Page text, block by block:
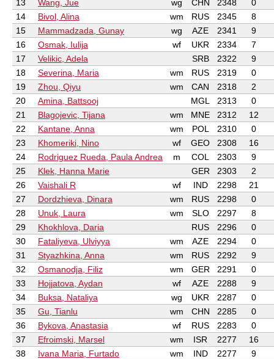
13
Wang, Jue wg CHN 2348
0
14
Bivol, Alina wm RUS 2345
8
15
Mammadzada, Gunay wg AZE 2341
9
16
Osmak, Iulija wf UKR 2334
7
17
Velikic, Adela SRB 2322
9
18
Severina, Maria wm RUS 2319
0
19
Zhou, Qiyu wm CAN 2318
2
20
Amina, Battsooj MGL 2313
0
21
Blagojevic, Tijana wm MNE 2312
12
22
Kantane, Anna wm POL 2310
0
23
Khomeriki, Nino wf GEO 2308
16
24
Rodriguez Rueda, Paula Andrea m COL 2303
9
25
Klek, Hanna Marie GER 2303
2
26
Vaishali R wf IND 2298
21
27
Dordzhieva, Dinara wm RUS 2298
0
28
Unuk, Laura wm SLO 2297
8
29
Khokhlova, Daria RUS 2296
0
30
Fataliyeva, Ulviyya wm AZE 2294
0
31
Styazhkina, Anna wm RUS 2292
9
32
Osmanodja, Filiz wm GER 2291
0
33
Hojjatova, Aydan wf AZE 2288
9
34
Buksa, Nataliya wg UKR 2287
0
35
Gu, Tianlu wm CHN 2285
0
36
Bykova, Anastasia wf RUS 2283
0
37
Efroimski, Marsel wm ISR 2277
16
38
Ivana Maria, Furtado wm IND 2277
9